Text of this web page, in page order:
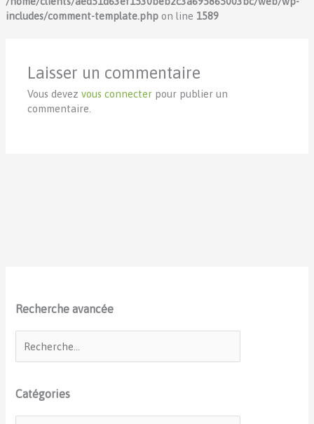
includes/comment-template.phpon line 1589
Laisser un commentaire
Vous devezvous connecter pour publier un
commentaire.
Recherche avancée
Catégories